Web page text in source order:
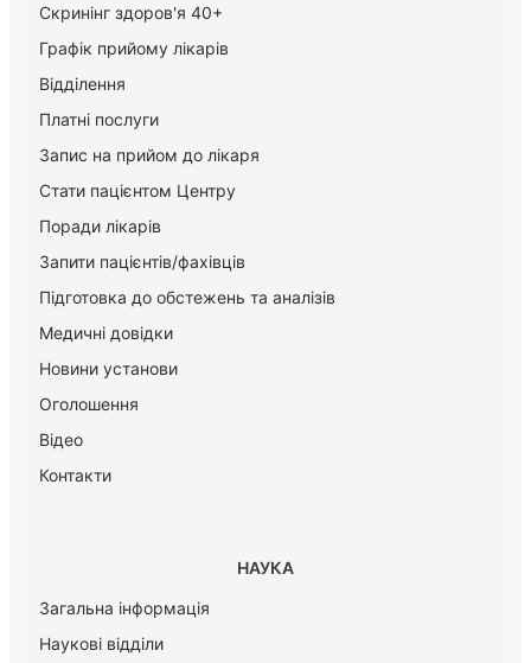
Скринінг здоров'я 40+
Графік прийому лікарів
Відділення
Платні послуги
Запис на прийом до лікаря
Стати пацієнтом Центру
Поради лікарів
Запити пацієнтів/фахівців
Підготовка до обстежень та аналізів
Медичні довідки
Новини установи
Оголошення
Відео
Контакти
НАУКА
Загальна інформація
Наукові відділи